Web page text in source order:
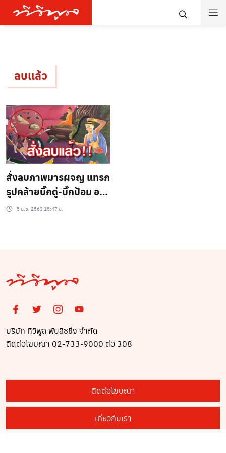
ลบแล้ว
สั่งลบภาพมารผจญ แทรก
รูปคล้ายบิ๊กตู่-บิ๊กป้อม อยู่
วัดเดียวกับรูปตำนานส้ม
5 มิ.ย. 2563 15:47 น.
บริษัท ทีวีพูล พับลิชชิ่ง จำกัด
ติดต่อโฆษณา 02-733-9000 ต่อ 308
ติดต่อโฆษณา
เกี่ยวกับเรา